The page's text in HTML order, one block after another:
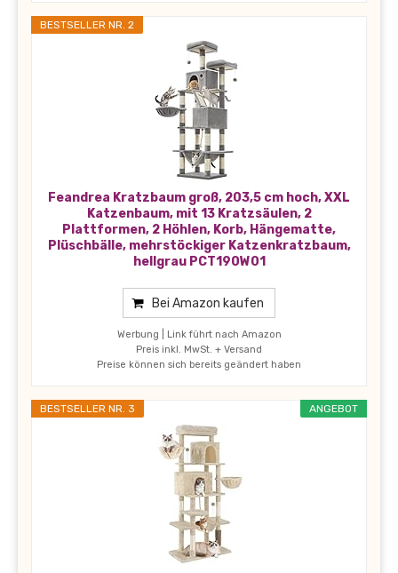
BESTSELLER NR. 2
Feandrea Kratzbaum groß, 203,5 cm hoch, XXL
Katzenbaum, mit 13 Kratzsäulen, 2
Plattformen, 2 Höhlen, Korb, Hängematte,
Plüschbälle, mehrstöckiger Katzenkratzbaum,
hellgrau PCT190W01
Bei Amazon kaufen
Werbung | Link führt nach Amazon
Preis inkl. MwSt. + Versand
Preise können sich bereits geändert haben
ANGEBOT
BESTSELLER NR. 3